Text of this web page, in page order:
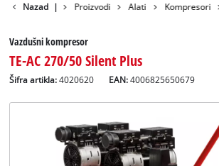
Nazad | Proizvodi Alati Kompresori
Vazdušni kompresor
TE-AC 270/50 Silent Plus
Šifra artikla: 4020620 EAN:4006825650679